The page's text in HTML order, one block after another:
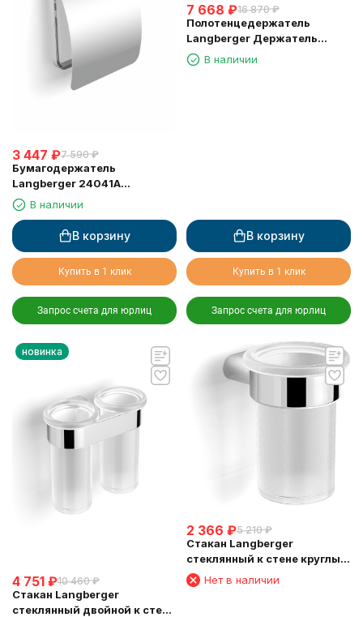
3 447 ₽7 590 ₽
Бумагодержатель
Langberger 24041A
туалетной бумаги с
крышкой
В наличии
В корзину
Купить в 1 клик
Запрос счета для юрлиц
7 668 ₽16 870 ₽
Полотенцедержатель
Langberger Держатель
аксессуаров и полотенца 80
см 24004C
В наличии
В корзину
Купить в 1 клик
Запрос счета для юрлиц
новинка
4 751 ₽10 460 ₽
Стакан Langberger
стеклянный двойной к стене
2 366 ₽5 210 ₽
Стакан Langberger
стеклянный к стене круглый
24011AНет в наличии